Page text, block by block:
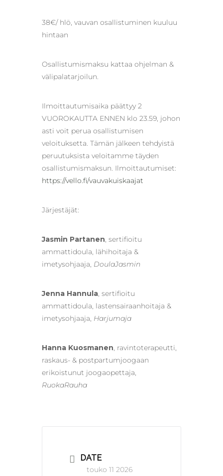
38€/ hlö, vauvan osallistuminen kuuluu
hintaan
Osallistumismaksu kattaa ohjelman &
välipalatarjoilun.
Ilmoittautumisaika päättyy 2
VUOROKAUTTA ENNEN klo 23.59, johon
asti voit perua osallistumisen
veloituksetta. Tämän jälkeen tehdyistä
peruutuksista veloitamme täyden
osallistumismaksun. Ilmoittautumiset:
https://vello.fi/vauvakuiskaajat
Järjestäjät:
Jasmin Partanen, sertifioitu
ammattidoula, lähihoitaja &
imetysohjaaja, DoulaJasmin
Jenna Hannula, sertifioitu
ammattidoula, lastensairaanhoitaja &
imetysohjaaja, Harjumaja
Hanna Kuosmanen, ravintoterapeutti,
raskaus- & postpartumjoogaan
erikoistunut joogaopettaja,
RuokaRauha
DATE
touko 11 2026